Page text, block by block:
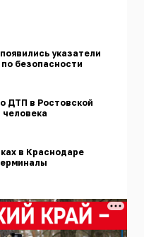
указатели
безопасности
ДТП в Ростовской
человека
в Краснодаре